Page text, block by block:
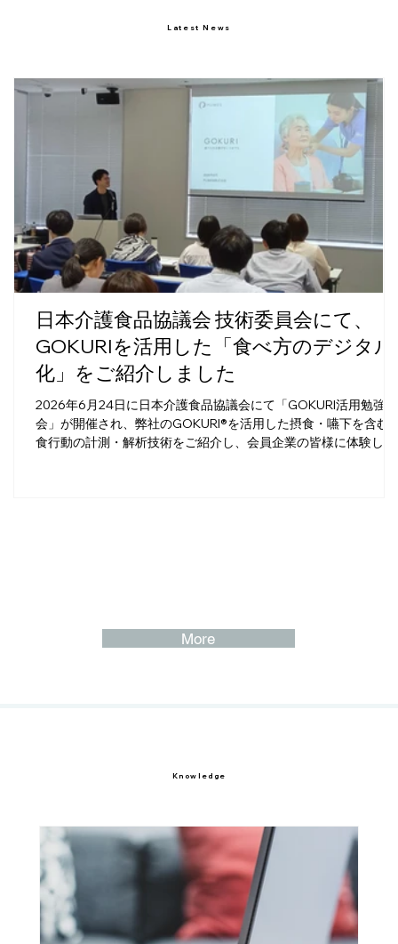
Latest News
日本介護食品協議会 技術委員会にて、
GOKURIを活用した「食べ方のデジタル
化」をご紹介しました
2026年6月24日に日本介護食品協議会にて「GOKURI活用勉強
会」が開催され、弊社のGOKURI®を活用した摂食・嚥下を含む
食行動の計測・解析技術をご紹介し、会員企業の皆様に体験して
嚥下を中心とする誤嚥リスク管理や食事・栄養管理への活用事例
をご紹介しました。あわせて、食品を実際に食べる際の咀嚼・嚥
More
Knowledge